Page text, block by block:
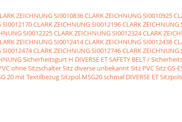
ZEICHNUNGSI0010836 CLARK ZEICHNUNGSI0010925
SI0012170 CLARK ZEICHNUNGSI0012196 CLARK ZEICHNUNG
SI0012225 CLARK ZEICHNUNGSI0012324 CLARK
ZEICHNUNGSI0012414 CLARK ZEICHNUNGSI0012438
SI0012474 CLARK ZEICHNUNGSI0012746 CLARK ZEICHNUNG
Sicherheitsgurt H DIVERSE ET SAFETY BELT /
ohne SitzschalterSitz diverse unbekannt Sitz PVCSitz GS-
20 mit TextilbezugSitzpol.MSG20 schmal DIVERSE ET